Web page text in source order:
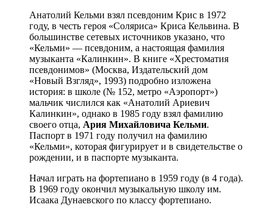
Анатолий Кельми взял псевдоним Крис в 1972
году, в честь героя «Соляриса» Криса Кельвина. В
большинстве сетевых источников указано, что
«Кельми» — псевдоним, а настоящая фамилия
музыканта «Калинкин». В книге «Хрестоматия
псевдонимов» (Москва, Издательский дом
«Новый Взгляд», 1993) подробно изложена
история: в школе (№ 152, метро «Аэропорт»)
мальчик числился как «Анатолий Ариевич
Калинкин», однако в 1985 году взял фамилию
своего отца, Ария Михайловича Кельми.
Паспорт в 1971 году получил на фамилию
«Кельми», которая фигурирует и в свидетельстве о
рождении, и в паспорте музыканта.
Начал играть на фортепиано в 1959 году (в 4 года).
В 1969 году окончил музыкальную школу им.
Исаака Дунаевского по классу фортепиано.